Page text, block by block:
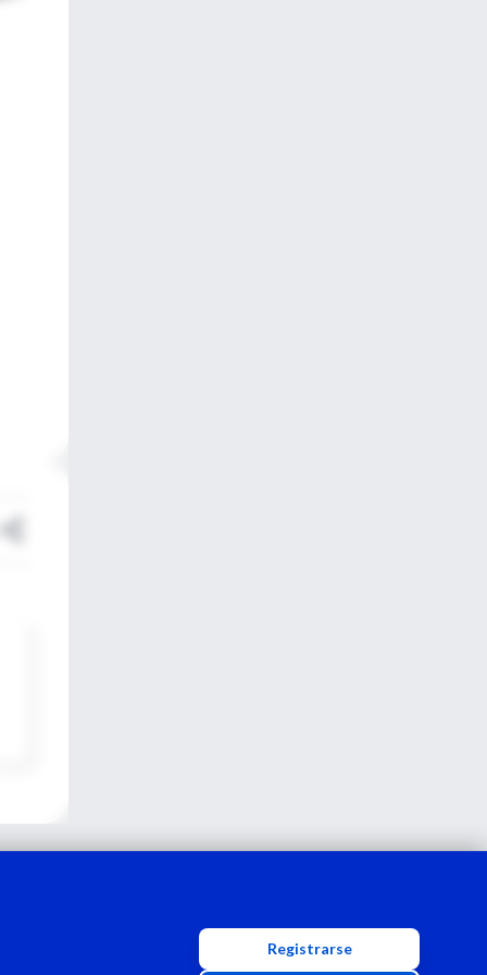
Registrarse